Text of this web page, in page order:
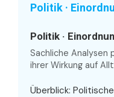
Politik ·
Politik ·
Sachliche Analysen
ihrer Wirkung auf
Überblick: